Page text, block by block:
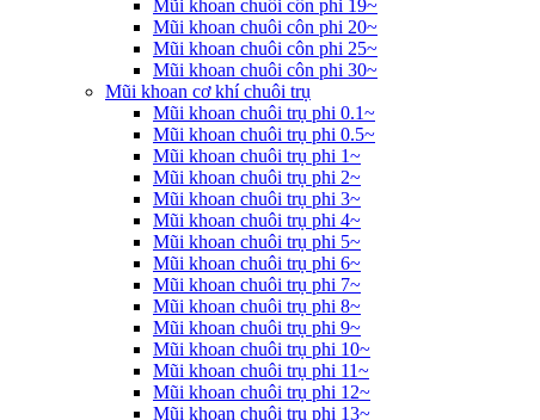
Mũi khoan chuôi côn phi 19~
Mũi khoan chuôi côn phi 20~
Mũi khoan chuôi côn phi 25~
Mũi khoan chuôi côn phi 30~
Mũi khoan cơ khí chuôi trụ
Mũi khoan chuôi trụ phi 0.1~
Mũi khoan chuôi trụ phi 0.5~
Mũi khoan chuôi trụ phi 1~
Mũi khoan chuôi trụ phi 2~
Mũi khoan chuôi trụ phi 3~
Mũi khoan chuôi trụ phi 4~
Mũi khoan chuôi trụ phi 5~
Mũi khoan chuôi trụ phi 6~
Mũi khoan chuôi trụ phi 7~
Mũi khoan chuôi trụ phi 8~
Mũi khoan chuôi trụ phi 9~
Mũi khoan chuôi trụ phi 10~
Mũi khoan chuôi trụ phi 11~
Mũi khoan chuôi trụ phi 12~
Mũi khoan chuôi trụ phi 13~